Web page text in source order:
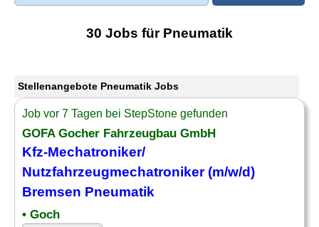
30 Jobs für Pneumatik
Stellenangebote Pneumatik Jobs
Job vor 7 Tagen bei StepStone gefunden
GOFA Gocher Fahrzeugbau GmbH
Kfz-Mechatroniker/
Nutzfahrzeugmechatroniker (m/w/d)
Bremsen Pneumatik
• Goch